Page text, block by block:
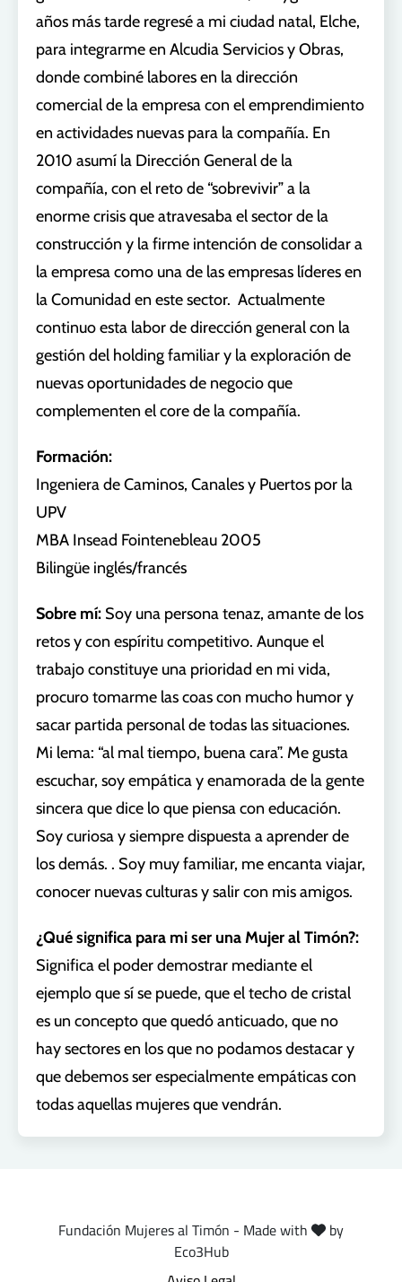
años más tarde regresé a mi ciudad natal, Elche,
para integrarme en Alcudia Servicios y Obras,
donde combiné labores en la dirección
comercial de la empresa con el emprendimiento
en actividades nuevas para la compañía. En
2010 asumí la Dirección General de la
compañía, con el reto de “sobrevivir” a la
enorme crisis que atravesaba el sector de la
construcción y la firme intención de consolidar a
la empresa como una de las empresas líderes en
la Comunidad en este sector. Actualmente
continuo esta labor de dirección general con la
gestión del holding familiar y la exploración de
nuevas oportunidades de negocio que
complementen el core de la compañía.
Formación:
Ingeniera de Caminos, Canales y Puertos por la
UPV
MBA Insead Fointenebleau 2005
Bilingüe inglés/francés
Sobre mí: Soy una persona tenaz, amante de los
retos y con espíritu competitivo. Aunque el
trabajo constituye una prioridad en mi vida,
procuro tomarme las coas con mucho humor y
sacar partida personal de todas las situaciones.
Mi lema: “al mal tiempo, buena cara”. Me gusta
escuchar, soy empática y enamorada de la gente
sincera que dice lo que piensa con educación.
Soy curiosa y siempre dispuesta a aprender de
los demás. . Soy muy familiar, me encanta viajar,
conocer nuevas culturas y salir con mis amigos.
¿Qué significa para mi ser una Mujer al Timón?:
Significa el poder demostrar mediante el
ejemplo que sí se puede, que el techo de cristal
es un concepto que quedó anticuado, que no
hay sectores en los que no podamos destacar y
que debemos ser especialmente empáticas con
todas aquellas mujeres que vendrán.
Fundación Mujeres al Timón - Made with
by
Eco3Hub